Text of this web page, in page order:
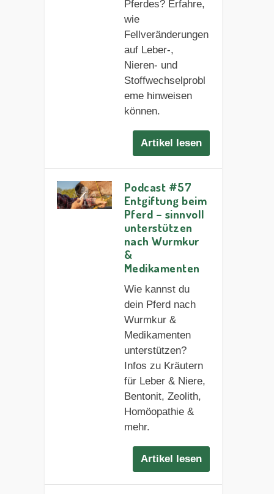
Pferdes? Erfahre,
wie
Fellveränderungen
auf Leber-,
Nieren- und
Stoffwechselprobl
eme hinweisen
können.
Artikel lesen
Podcast #57
Entgiftung beim
Pferd – sinnvoll
unterstützen
nach Wurmkur
&
Medikamenten
Wie kannst du
dein Pferd nach
Wurmkur &
Medikamenten
unterstützen?
Infos zu Kräutern
für Leber & Niere,
Bentonit, Zeolith,
Homöopathie &
mehr.
Artikel lesen